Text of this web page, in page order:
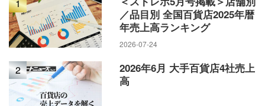
1
／品目別 全国百貨店2025年暦
年売上高ランキング
2026-07-24
2
2026年6月 大手百貨店4社売上
高